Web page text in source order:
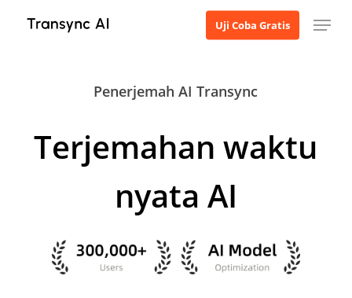
Uji Coba Gratis Menu
Penerjemah AI Transync
Terjemahan waktu
nyata AI